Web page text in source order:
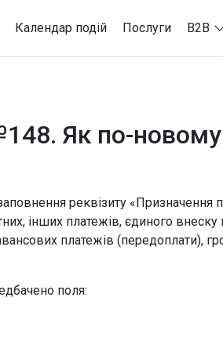
Календар подій Послуги B2B
Як по-
реквізиту «Призначення
інших платежів, єдиного внеску
платежів (передоплати),
поля: